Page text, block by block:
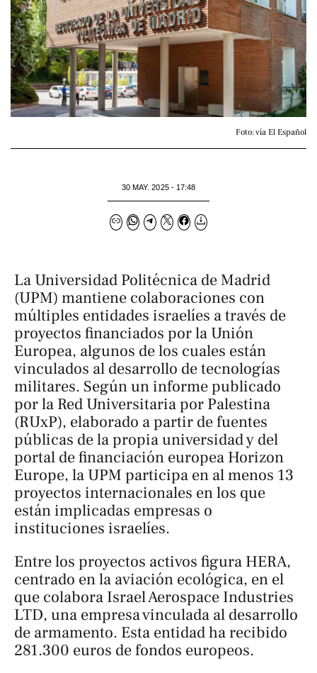
Foto: vía El Español
30 MAY. 2025 - 17:48
La Universidad Politécnica de Madrid
(UPM) mantiene colaboraciones con
múltiples entidades israelíes a través de
proyectos financiados por la Unión
Europea, algunos de los cuales están
vinculados al desarrollo de tecnologías
militares. Según un informe publicado
por la Red Universitaria por Palestina
(RUxP), elaborado a partir de fuentes
públicas de la propia universidad y del
portal de financiación europea Horizon
Europe, la UPM participa en al menos 13
proyectos internacionales en los que
están implicadas empresas o
instituciones israelíes.
Entre los proyectos activos figura HERA,
centrado en la aviación ecológica, en el
que colabora Israel Aerospace Industries
LTD, una empresa vinculada al desarrollo
de armamento. Esta entidad ha recibido
281.300 euros de fondos europeos.